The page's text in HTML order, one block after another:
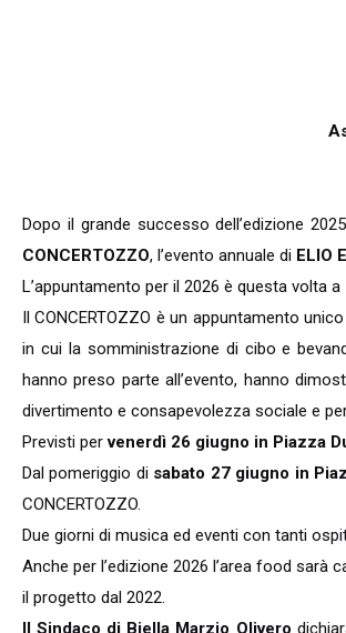
Dopo il grande successo dell’edizione
CONCERTOZZO, l’evento annuale di ELIO
L’appuntamento per il 2026 è questa volta a
Il CONCERTOZZO è un appuntamento
in cui la somministrazione di cibo e
hanno preso parte all’evento, hanno
divertimento e consapevolezza sociale e
Previsti pervenerdì 26 giugno in Piazza
Dal pomeriggio di sabato 27 giugno in
CONCERTOZZO.
Due giorni di musica ed eventi con tanti
Anche per l’edizione 2026 l’area food sarà
il progetto dal 2022.
Il Sindaco di Biella Marzio Olivero